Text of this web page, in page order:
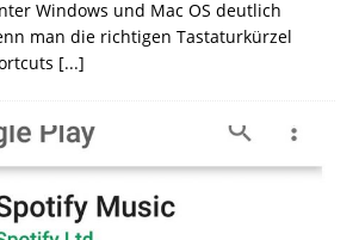
Windows und Mac OS deutlich
man die richtigen Tastaturkürzel
[...]